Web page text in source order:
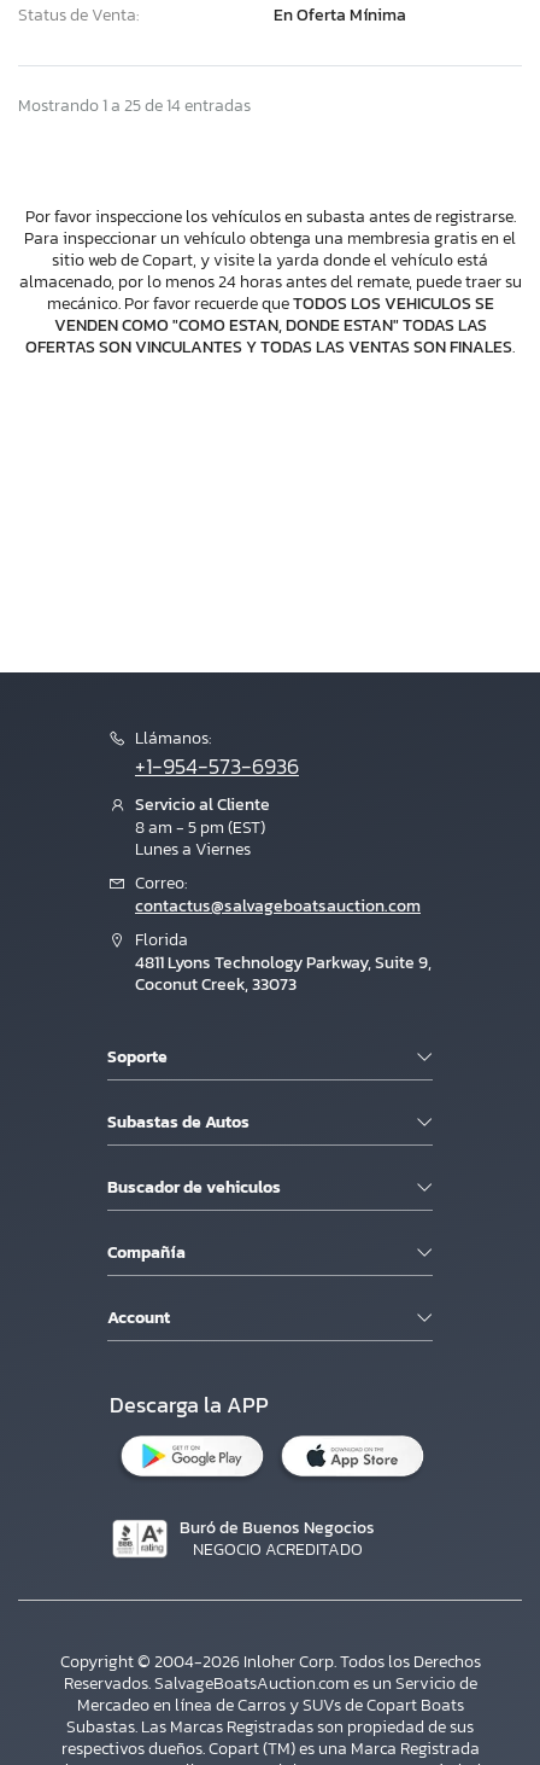
Status de Venta:
En Oferta Mínima
Mostrando 1 a 25 de 14 entradas
Por favor inspeccione los vehículos en subasta antes de registrarse.
Para inspeccionar un vehículo obtenga una membresia gratis en el
sitio web de Copart, y visite la yarda donde el vehículo está
almacenado, por lo menos 24 horas antes del remate, puede traer su
mecánico. Por favor recuerde queTODOS LOS VEHICULOS SE
VENDEN COMO "COMO ESTAN, DONDE ESTAN" TODAS LAS
OFERTAS SON VINCULANTES Y TODAS LAS VENTAS SON FINALES.
Llámanos:
+1-954-573-6936
Servicio al Cliente
8 am - 5 pm (EST)
Lunes a Viernes
Correo:
contactus@salvageboatsauction.com
Florida
4811 Lyons Technology Parkway, Suite 9,
Coconut Creek, 33073
Soporte
Subastas de Autos
Buscador de vehiculos
Compañía
Account
Descarga la APP
Buró de Buenos Negocios
NEGOCIO ACREDITADO
Copyright © 2004-2026 Inloher Corp. Todos los Derechos
Reservados. SalvageBoatsAuction.com es un Servicio de
Mercadeo en línea de Carros y SUVs de Copart Boats
Subastas. Las Marcas Registradas son propiedad de sus
respectivos dueños. Copart (TM) es una Marca Registrada